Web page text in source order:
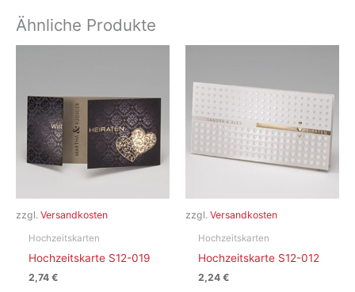
Ähnliche Produkte
zzgl. Versandkosten
Hochzeitskarten
Hochzeitskarte S12-019
2,74€
zzgl. Versandkosten
Hochzeitskarten
Hochzeitskarte S12-012
2,24€